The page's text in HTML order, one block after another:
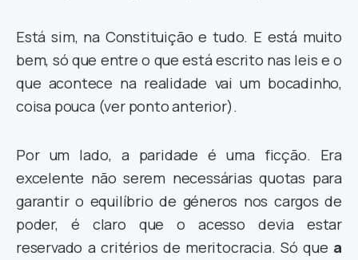
Está sim, na Constituição e tudo. E está muito
bem, só que entre o que está escrito nas leis e o
que acontece na realidade vai um bocadinho,
coisa pouca (ver ponto anterior).
Por um lado, a paridade é uma ficção. Era
excelente não serem necessárias quotas para
garantir o equilíbrio de géneros nos cargos de
poder, é claro que o acesso devia estar
reservado a critérios de meritocracia. Só que a